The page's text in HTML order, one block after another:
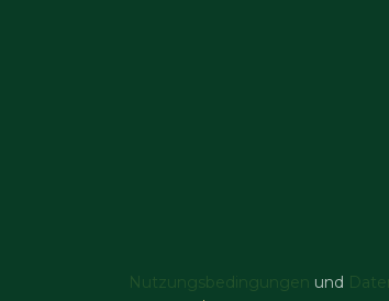
Nutzungsbedingungen und